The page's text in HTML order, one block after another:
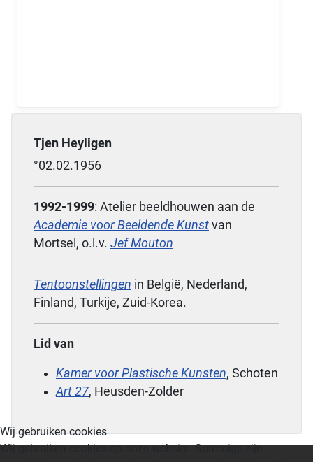
Tjen Heyligen
°02.02.1956
1992-1999: Atelier beeldhouwen aan de
Academie voor Beeldende Kunst van
Mortsel, o.l.v. Jef Mouton
Tentoonstellingen in België, Nederland,
Finland, Turkije, Zuid-Korea.
Lid van
Kamer voor Plastische Kunsten, Schoten
Art 27, Heusden-Zolder
Wij gebruiken cookies
Wij gebruiken cookies op onze website. Sommige zijn